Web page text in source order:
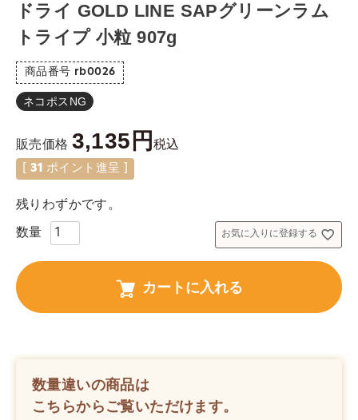
ドライ GOLD LINE SAPグリーンラム
トライプ 小粒 907g
商品番号 rb0026
ネコポスNG
販売価格 3,135 税込
31 ポイント進呈 ]
残りわずかです。
お気に入りに登録する
カートに入れる
数量違いの商品は
こちらからご覧いただけます。